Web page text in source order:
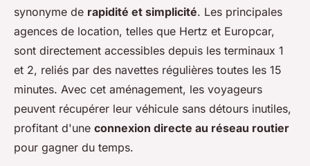
synonyme de rapidité et simplicité. Les principales
agences de location, telles que Hertz et Europcar,
sont directement accessibles depuis les terminaux 1
et 2, reliés par des navettes régulières toutes les 15
minutes. Avec cet aménagement, les voyageurs
peuvent récupérer leur véhicule sans détours inutiles,
profitant d'une connexion directe au réseau routier
pour gagner du temps.